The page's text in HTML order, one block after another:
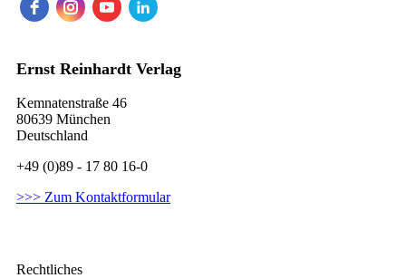
Ernst Reinhardt Verlag
Kemnatenstraße 46
80639 München
Deutschland
+49 (0)89 - 17 80 16-0
>>> Zum Kontaktformular
Rechtliches